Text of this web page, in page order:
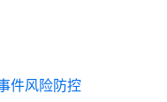
件风险防控